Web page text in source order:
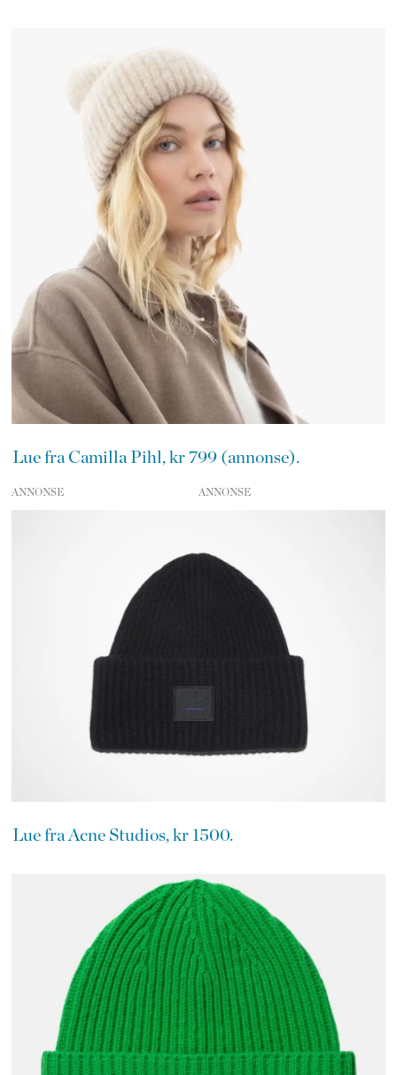
Lue fra Camilla Pihl, kr 799 (annonse).
ANNONSE
Lue fra Acne Studios, kr 1500.